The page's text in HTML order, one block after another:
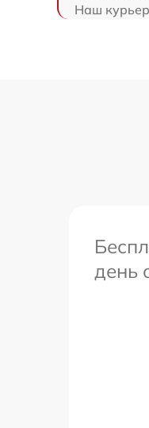
Наш курьер
день